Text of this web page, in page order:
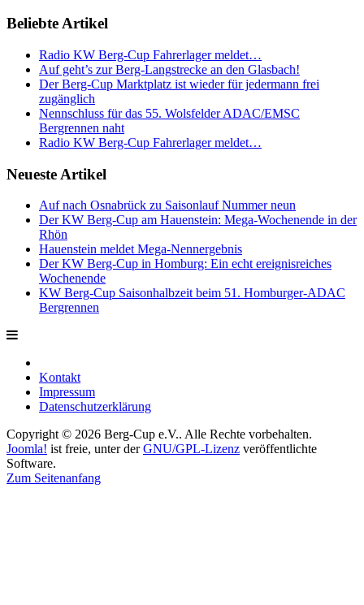
Beliebte Artikel
Radio KW Berg-Cup Fahrerlager meldet…
Auf geht’s zur Berg-Langstrecke an den Glasbach!
Der Berg-Cup Marktplatz ist wieder für jedermann frei
zugänglich
Nennschluss für das 55. Wolsfelder ADAC/EMSC
Bergrennen naht
Radio KW Berg-Cup Fahrerlager meldet…
Neueste Artikel
Auf nach Osnabrück zu Saisonlauf Nummer neun
Der KW Berg-Cup am Hauenstein: Mega-Wochenende in der
Rhön
Hauenstein meldet Mega-Nennergebnis
Der KW Berg-Cup in Homburg: Ein echt ereignisreiches
Wochenende
KW Berg-Cup Saisonhalbzeit beim 51. Homburger-ADAC
Bergrennen
Kontakt
Impressum
Datenschutzerklärung
Copyright © 2026 Berg-Cup e.V.. Alle Rechte vorbehalten.
Joomla! ist freie, unter derGNU/GPL-Lizenz veröffentlichte
Software.
Zum Seitenanfang